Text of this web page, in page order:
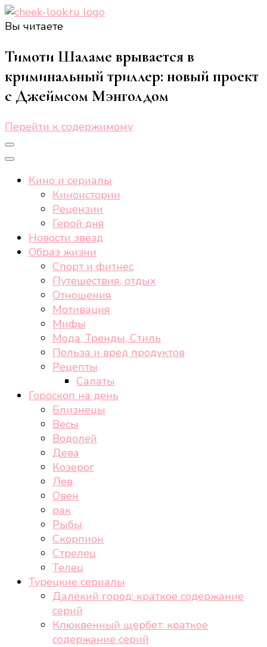
здоровом образе жизни, спорте, стиле, отдыхе и
еде.
Вы читаете
Тимоти Шаламе врывается в
криминальный триллер: новый проект
с Джеймсом Мэнголдом
Перейти к содержимому
Кино и сериалы
Киноистории
Рецензии
Герой дня
Новости звёзд
Образ жизни
Спорт и фитнес
Путешествия, отдых
Отношения
Мотивация
Мифы
Мода, Тренды, Стиль
Польза и вред продуктов
Рецепты
Салаты
Гороскоп на день
Близнецы
Весы
Водолей
Дева
Козерог
Лев
Овен
рак
Рыбы
Скорпион
Стрелец
Телец
Турецкие сериалы
Далёкий город: краткое содержание
серий
Клюквенный щербет: краткое
содержание серий